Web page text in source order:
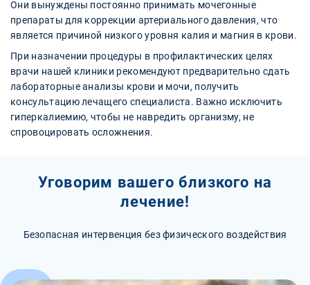
Они вынуждены постоянно принимать мочегонные
препараты для коррекции артериального давления, что
является причиной низкого уровня калия и магния в крови.
При назначении процедуры в профилактических целях
врачи нашей клиники рекомендуют предварительно сдать
лабораторные анализы крови и мочи, получить
консультацию лечащего специалиста. Важно исключить
гиперкалиемию, чтобы не навредить организму, не
спровоцировать осложнения.
Уговорим вашего близкого на
лечение!
Безопасная интервенция без физического воздействия